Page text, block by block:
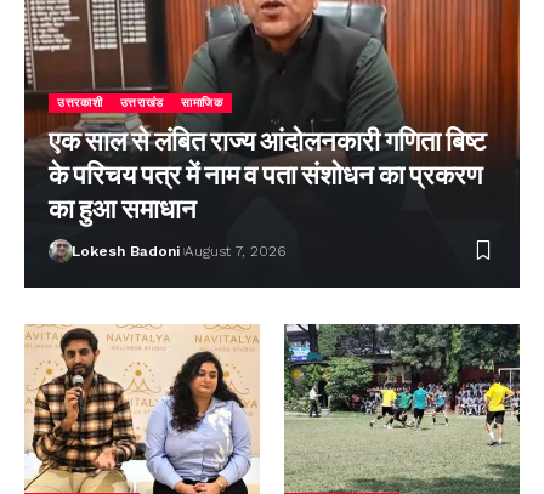
उत्तरकाशी उत्तराखंड सामाजिक
एक साल से लंबित राज्य आंदोलनकारी गणिता बिष्ट
के परिचय पत्र में नाम व पता संशोधन का प्रकरण
का हुआ समाधान
Lokesh Badoni August 7, 2026